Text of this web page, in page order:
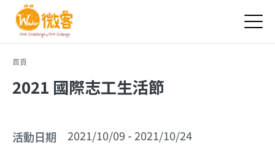
您在這裡
首頁
2021 國際志工生活節
活動日期 2021/10/09 - 2021/10/24